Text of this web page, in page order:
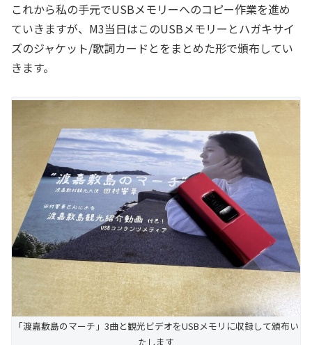
これから私の手元でUSBメモリーへのコピー作業を進め
ていきますが、M3当日はこのUSBメモリーとハガキサイ
ズのジャケット/歌詞カードとをまとめた形で頒布してい
きます。
「渡嘉敷島のマーチ」3曲と観光ビデオをUSBメモリに収録して頒布い
たします